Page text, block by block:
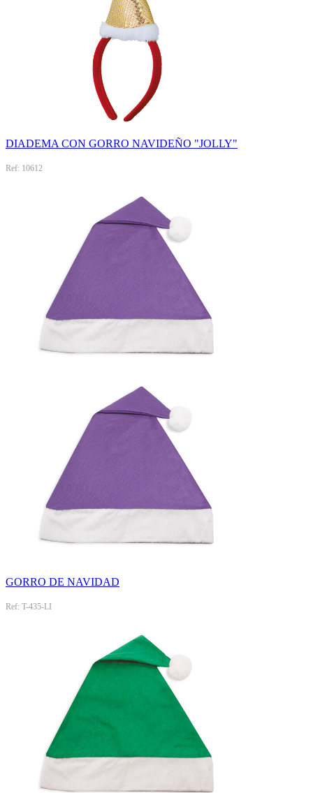
DIADEMA CON GORRO NAVIDEÑO "JOLLY"
Ref: 10612
GORRO DE NAVIDAD
Ref: T-435-LI